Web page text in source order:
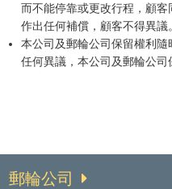
而不能停靠或更改行程，顧
作出任何補償，顧客不得異議。
本公司及郵輪公司保留權利
任何異議，本公司及郵輪公司
郵輪公司